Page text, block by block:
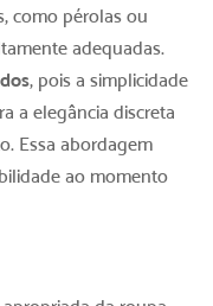
como pérolas ou
adequadas.
, pois a simplicidade
a elegância discreta
Essa abordagem
ao momento